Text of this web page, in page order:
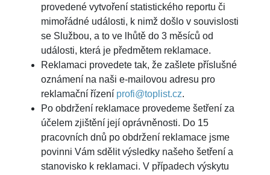
provedené vytvoření statistického reportu či
mimořádné události, k nimž došlo v souvislosti
se Službou, a to ve lhůtě do 3 měsíců od
události, která je předmětem reklamace.
Reklamaci provedete tak, že zašlete příslušné
oznámení na naši e-mailovou adresu pro
reklamační řízení profi@toplist.cz.
Po obdržení reklamace provedeme šetření za
účelem zjištění její oprávněnosti. Do 15
pracovních dnů po obdržení reklamace jsme
povinni Vám sdělit výsledky našeho šetření a
stanovisko k reklamaci. V případech výskytu